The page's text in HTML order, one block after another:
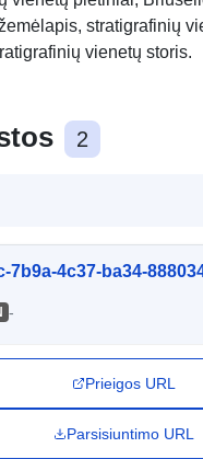
stratigrafinių
vienetų storis.
2
7b9a-4c37-ba34-
-
Prieigos URL
Parsisiuntimo URL